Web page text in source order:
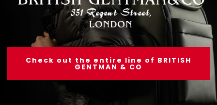
Check out the entire line of BRITISH
GENTMAN & CO